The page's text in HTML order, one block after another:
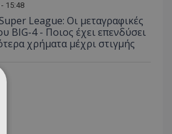
15:48
League: Οι μεταγραφικές
BIG-4 - Ποιος έχει επενδύσει
χρήματα μέχρι στιγμής